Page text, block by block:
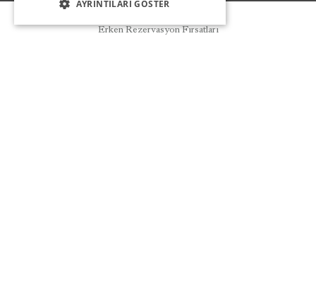
HABERDAR OLUN
Erken Rezervasyon Fırsatları
AYRINTILARI GÖSTER